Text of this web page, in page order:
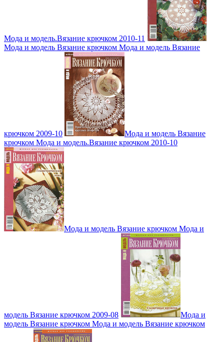
Мода и модель.Вязание крючком 2010-11
Мода и модель Вязание крючком Мода и модель Вязание
крючком 2009-10
Мода и модель Вязание
крючком Мода и модель.Вязание крючком 2010-10
Мода и модель Вязание крючком Мода и
модель Вязание крючком 2009-08
Мода и
модель Вязание крючком Мода и модель Вязание крючком